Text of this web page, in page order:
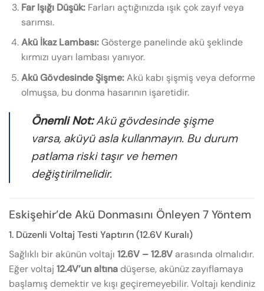
Far Işığı Düşük:Farları açtığınızda ışık çok zayıf veya
sarımsı.
Akü İkaz Lambası:Gösterge panelinde akü şeklinde
kırmızı uyarı lambası yanıyor.
Akü Gövdesinde Şişme:Akü kabı şişmiş veya deforme
olmuşsa, bu donma hasarının işaretidir.
Önemli Not:Akü gövdesinde şişme
varsa, aküyü asla kullanmayın. Bu durum
patlama riski taşır ve hemen
değiştirilmelidir.
Eskişehir’de Akü Donmasını Önleyen 7 Yöntem
1. Düzenli Voltaj Testi Yaptırın (12.6V Kuralı)
Sağlıklı bir akünün voltajı 12.6V – 12.8V arasında olmalıdır.
Eğer voltaj 12.4V’un altınadüşerse, akünüz zayıflamaya
başlamış demektir ve kışı geçiremeyebilir. Voltajı kendiniz